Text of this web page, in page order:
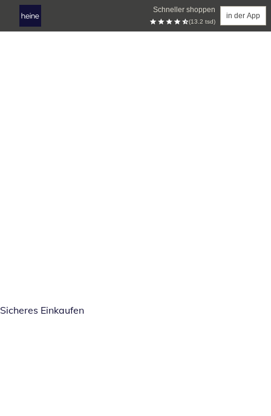
Schneller shoppen
(13.2 tsd)
in der App
Sicheres Einkaufen